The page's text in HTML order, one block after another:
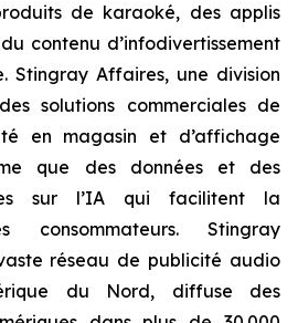
de karaoké, des applis
contenu d’infodivertissement
Stingray Affaires, une division
solutions commerciales de
en magasin et d’affichage
que des données et des
sur l’IA qui facilitent la
consommateurs. Stingray
réseau de publicité audio
du Nord, diffuse des